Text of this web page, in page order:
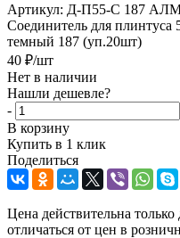
Артикул: Д-П55-С 187
Соединитель для
темный 187 (уп.20шт)
40 ₽/шт
Нет в наличии
Нашли дешевле?
-
В корзину
Купить в 1 клик
Поделиться
Цена действительна
отличаться от цен в